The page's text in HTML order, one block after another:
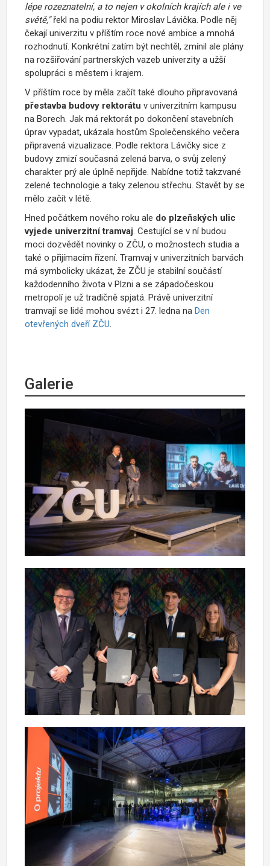
lépe rozeznatelní, a to nejen v okolních krajích ale i ve
světě,"řekl na podiu rektor Miroslav Lávička. Podle něj
čekají univerzitu v příštím roce nové ambice a mnohá
rozhodnutí. Konkrétní zatím být nechtěl, zmínil ale plány
na rozšiřování partnerských vazeb univerzity a užší
spolupráci s městem i krajem.
V příštím roce by měla začít také dlouho připravovaná
přestavba budovy rektorátu v univerzitním kampusu
na Borech. Jak má rektorát po dokončení stavebních
úprav vypadat, ukázala hostům Společenského večera
připravená vizualizace. Podle rektora Lávičky sice z
budovy zmizí současná zelená barva, o svůj zelený
charakter prý ale úplně nepřijde. Nabídne totiž takzvané
zelené technologie a taky zelenou střechu. Stavět by se
mělo začít v létě.
Hned počátkem nového roku ale do plzeňských ulic
vyjede univerzitní tramvaj. Cestující se v ní budou
moci dozvědět novinky o ZČU, o možnostech studia a
také o přijímacím řízení. Tramvaj v univerzitních barvách
má symbolicky ukázat, že ZČU je stabilní součástí
každodenního života v Plzni a se západočeskou
metropolí je už tradičně spjatá. Právě univerzitní
tramvají se lidé mohou svézt i 27. ledna na Den
otevřených dveří ZČU.
Galerie